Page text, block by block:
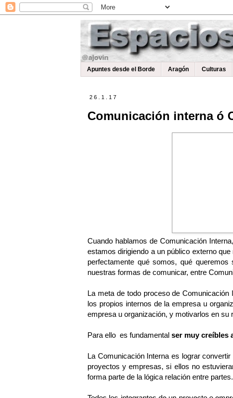
Apuntes desde el Borde Aragón Culturas
26.1.17
Comunicación interna ó
Cuando hablamos de Comunicación
estamos dirigiendo a un público externo
perfectamente qué somos, qué
nuestras formas de comunicar, entre
La meta de todo proceso de
los propios internos de la empresa u
empresa u organización, y motivarlos en su
Para ello es fundamental ser muy creíbles
La Comunicación Interna es lograr
proyectos y empresas, si ellos no
forma parte de la lógica relación entre partes.